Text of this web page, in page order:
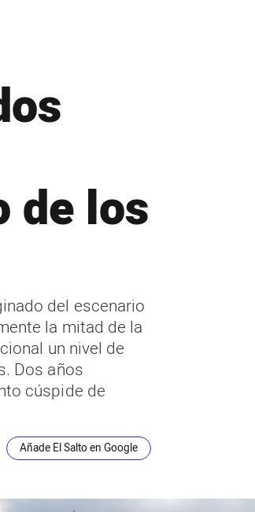
de los
del escenario
la mitad de la
un nivel de
Dos años
cúspide de
Añade El Salto en Google